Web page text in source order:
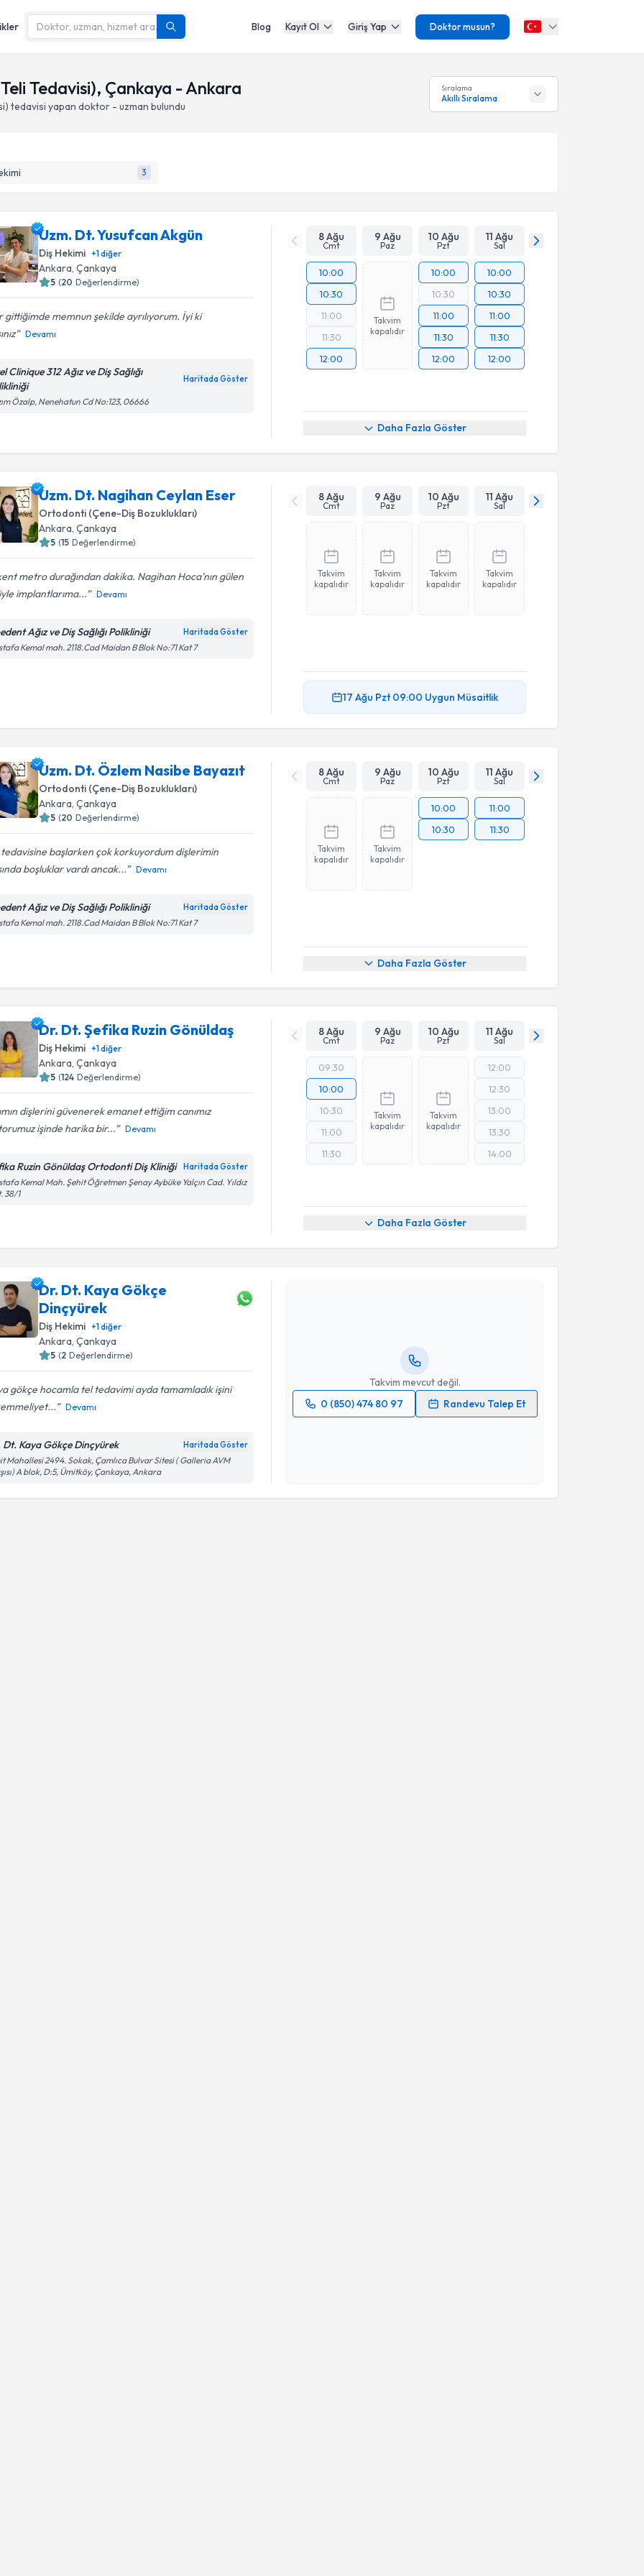
Blog Kayıt Ol Giriş Yap Doktor musun?
Tedavisi), Çankaya - Ankara
tedavisi yapan doktor - uzman bulundu
Sıralama
Akıllı Sıralama
3
Uzm. Dt. Yusufcan Akgün
Diş Hekimi +1diğer
Ankara, Çankaya
5 (20 Değerlendirme)
gittiğimde memnun şekilde ayrılıyorum. İyi ki
Devamı
Clinique 312 Ağız ve Diş Sağlığı
Haritada Göster
Özalp, Nenehatun Cd No:123, 06666
8 Ağu
Cmt
9 Ağu
Paz
10 Ağu
Pzt
11 Ağu
Sal
10:00
10:30
11:00
11:30
12:00
Takvim
kapalıdır
10:00
10:30
11:00
11:30
12:00
10:00
10:30
11:00
11:30
12:00
Daha Fazla Göster
Uzm. Dt. Nagihan Ceylan Eser
Ortodonti (Çene-Diş Bozuklukları)
Ankara , Çankaya
5 (15 Değerlendirme)
metro durağından dakika. Nagihan Hoca'nın gülen
implantlarıma...
Devamı
Ağız ve Diş Sağlığı Polikliniği Haritada Göster
Kemal mah. 2118.Cad Maidan B Blok No:71 Kat 7
8 Ağu
Cmt
9 Ağu
Paz
10 Ağu
Pzt
11 Ağu
Sal
Takvim
kapalıdır
Takvim
kapalıdır
Takvim
kapalıdır
Takvim
kapalıdır
17 Ağu Pzt 09:00 Uygun Müsaitlik
Uzm. Dt. Özlem Nasibe Bayazıt
Ortodonti (Çene-Diş Bozuklukları)
Ankara , Çankaya
5 (20 Değerlendirme)
tedavisine başlarken çok korkuyordum dişlerimin
boşluklar vardı ancak...
Devamı
Ağız ve Diş Sağlığı Polikliniği Haritada Göster
Kemal mah. 2118.Cad Maidan B Blok No:71 Kat 7
8 Ağu
Cmt
9 Ağu
Paz
10 Ağu
Pzt
11 Ağu
Sal
Takvim
kapalıdır
Takvim
kapalıdır
10:00
10:30
11:00
11:30
Daha Fazla Göster
Dr. Dt. Şefika Ruzin Gönüldaş
Diş Hekimi +1diğer
Ankara, Çankaya
5 (124 Değerlendirme)
dişlerini güvenerek emanet ettiğim canımız
işinde harika bir...
Devamı
Ruzin Gönüldaş Ortodonti Diş Kliniği Haritada Göster
Kemal Mah. Şehit Öğretmen Şenay Aybüke Yalçın Cad. Yıldız
38/1
8 Ağu
Cmt
9 Ağu
Paz
10 Ağu
Pzt
11 Ağu
Sal
09:30
10:00
10:30
11:00
11:30
Takvim
kapalıdır
Takvim
kapalıdır
12:00
12:30
13:00
13:30
14:00
Daha Fazla Göster
Dr. Dt. Kaya Gökçe
Dinçyürek
Diş Hekimi +1diğer
Ankara , Çankaya
5 (2 Değerlendirme)
gökçe hocamla tel tedavimi ayda tamamladık işini
Devamı
Dt. Kaya Gökçe Dinçyürek Haritada Göster
Mahallesi 2494. Sokak, Çamlıca Bulvar Sitesi ( Galleria AVM
A blok, D:5, Ümitköy, Çankaya, Ankara
Takvim mevcut değil.
0 (850) 474 80 97
Randevu Talep Et
Randevu Takvimi Talebi
Takvim Talebini Gönder